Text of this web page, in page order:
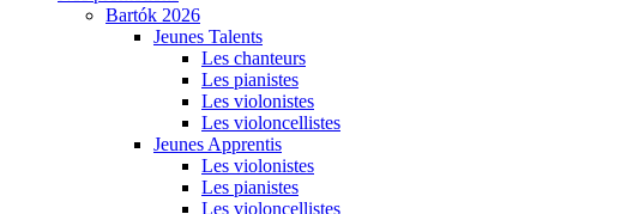
Bartók 2026
Jeunes Talents
Les chanteurs
Les pianistes
Les violonistes
Les violoncellistes
Jeunes Apprentis
Les violonistes
Les pianistes
Les violoncellistes